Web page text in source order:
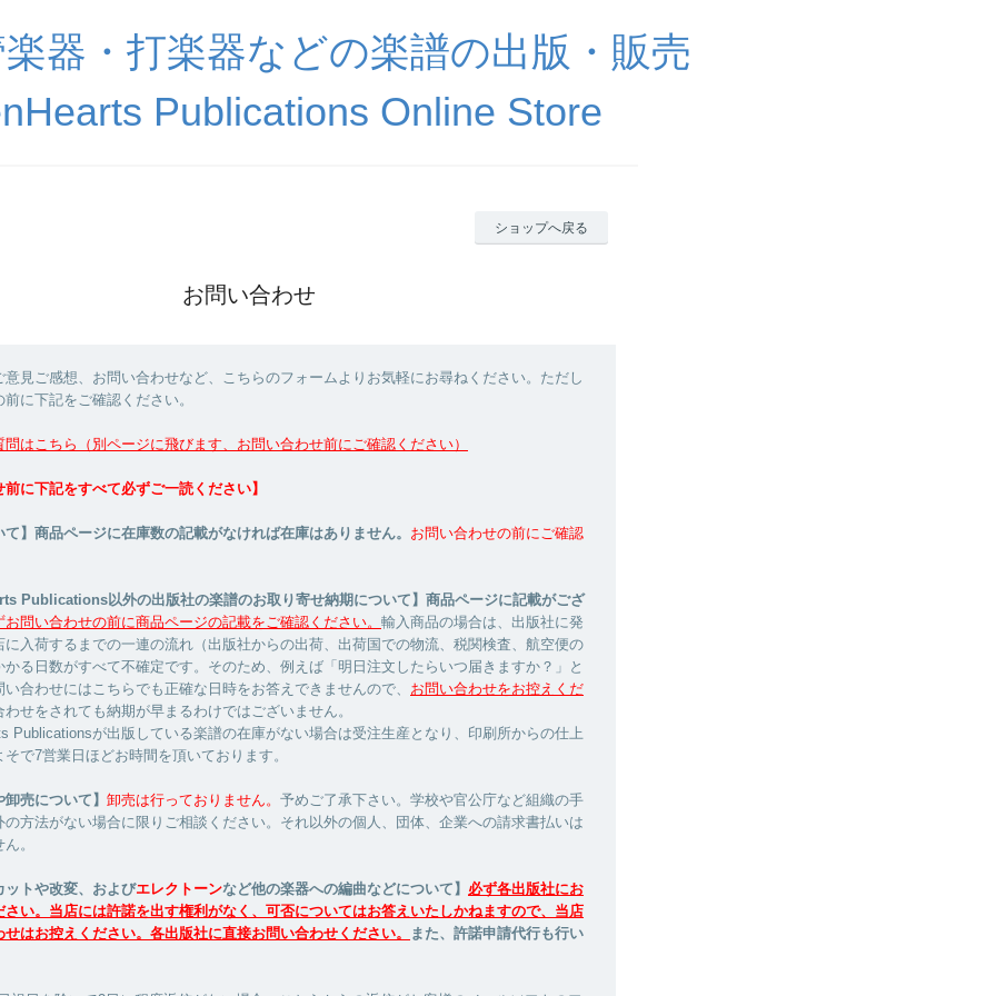
器・打楽器などの楽譜の出版・販売
Publications Online Store
ショップへ戻る
お問い合わせ
意見ご感想、お問い合わせなど、こちらのフォームよりお気軽にお尋ねください。ただし
に下記をご確認ください。
はこちら（別ページに飛びます、お問い合わせ前にご確認ください）
に下記をすべて必ずご一読ください】
】商品ページに在庫数の記載がなければ在庫はありません。 お問い合わせの前にご確認
Publications以外の出版社の楽譜のお取り寄せ納期について】商品ページに記載がござ
お問い合わせの前に商品ページの記載をご確認ください。 輸入商品の場合は、出版社に発
に入荷するまでの一連の流れ（出版社からの出荷、出荷国での物流、税関検査、航空便の
かる日数がすべて不確定です。そのため、例えば「明日注文したらいつ届きますか？」と
合わせにはこちらでも正確な日時をお答えできませんので、 お問い合わせをお控えくだ
わせをされても納期が早まるわけではございません。
Publicationsが出版している楽譜の在庫がない場合は受注生産となり、印刷所からの仕上
で7営業日ほどお時間を頂いております。
売について】 卸売は行っておりません。 予めご了承下さい。学校や官公庁など組織の手
の方法がない場合に限りご相談ください。それ以外の個人、団体、企業への請求書払いは
。
ットや改変、およびエレクトーンなど他の楽器への編曲などについて】 必ず各出版社にお
さい。当店には許諾を出す権利がなく、可否についてはお答えいたしかねますので、当店
はお控えください。各出版社に直接お問い合わせください。
また、許諾申請代行も行い